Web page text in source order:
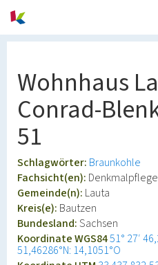
Wohnhaus
Conrad-
51
Schlagwörter: Braunkohle
Fachsicht(en): Denkmalpflege
Gemeinde(n): Lauta
Kreis(e): Bautzen
Bundesland:Sachsen
Koordinate WGS8451° 27′
51,46286°N: 14,1051°O